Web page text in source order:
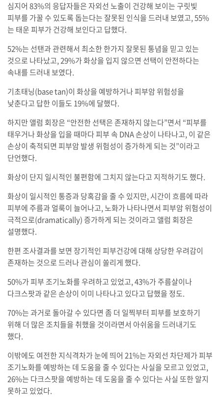
심지어 83%의 응답자들은 자외선 노출이 건강해 보이는 구릿빛
피부를 가꿀 수 있도록 돕는다는 잘못된 인식을 드러내 보였고, 55%
는 태운 피부가 건강해 보인다고 답했다.
52%는 선탠과 관련해서 최소한 한가지 잘못된 통념을 믿고 있는
것으로 나타났고, 29%가 화상을 입지 않으면 선택이 안전하다는
속내를 드러내 보였다.
기초태닝(base tan)이 화상을 예방하거나 피부암 위험성을
낮춘다고 답한 이들도 19%에 달했다.
하지만 앨럼 회장은 “안전한 선택은 존재하지 않는다”면서 “피부를
태우거나 화상을 입을 때마다 피부 속 DNA 손상이 나타나고, 이 같은
손상이 축적되면 피부암 발생 위험성이 증가하게 되는 것”이라고
단언했다.
화상이 단지 일시적인 불편함에 그치지 않는다고 지적하기도 했다.
화상이 일시적인 통증과 당혹감을 줄 수 있지만, 시간이 흐름에 따라
피부에 주름과 얼룩이 늘어나고, 노화가 나타나면서 피부암 위험성이
극적으로(dramatically) 증가하게 되는 것이라고 앨럼 회장은
설명했다.
한편 조사결과를 보면 장기적인 피부건강에 대해 상당한 우려감이
존재하는 것으로 드러나 관심이 쏠리게 했다.
50%가 피부 조기노화를 우려하고 있었고, 43%가 주름살이나
다크스팟과 같은 손상이 이미 나타나고 있다고 답했을 정도.
70%는 과거로 돌아갈 수 있다면 좀 더 일찍부터 피부를 보호하기
위해 더 많은 조치들을 취했을 것이라면서 아쉬움을 드러내기도
했다.
이밖에도 여전한 지식격차가 눈에 띄어 21%는 자외선 차단제가 피부
조기노화를 예방하는 데 도움을 줄 수 있다는 사실을 모르고 있었고,
26%는 다크스팟을 예방하는 데 도움을 줄 수 있다는 사실 또한 알지
못하고 있었다.